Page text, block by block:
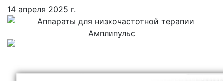
14 апреля 2025 г.